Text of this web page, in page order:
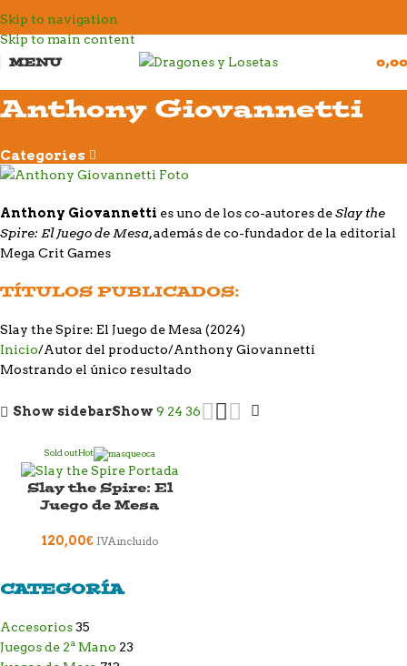
Skip to navigation
Skip to main content
MENU 0,00
Anthony Giovannetti
Categories
CATEGORÍA
Accesorios35
Juegos de 2ª Mano 23
Anthony Giovannetti es uno de los co-autores deSlay the
Spire: El Juego de Mesa, además de co-fundador de la editorial
Mega Crit Games
TÍTULOS PUBLICADOS:
Slay the Spire: El Juego de Mesa (2024)
Inicio Autor del producto Anthony Giovannetti
Mostrando el único resultado
Show sidebarShow 9 24 36
Sold outHot
Slay the Spire: El
Juego de Mesa
120,00€ IVA incluido